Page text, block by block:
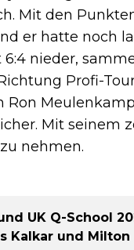
Mit den
er hatte noch
nieder,
Profi-
Ron
Mit seinem
nehmen.
UK Q-School
Kalkar und Milton